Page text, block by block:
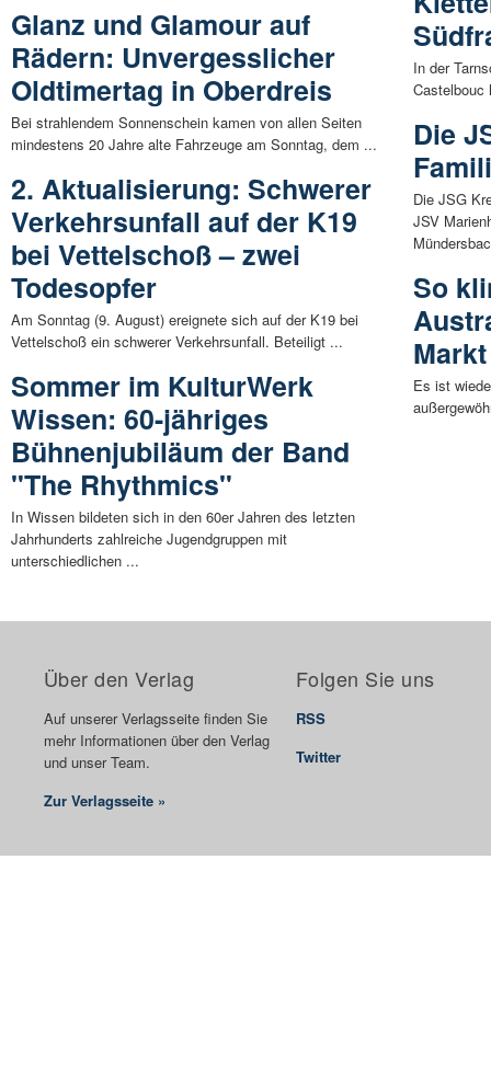
Glanz und Glamour auf
Rädern: Unvergesslicher
Oldtimertag in Oberdreis
Bei strahlendem Sonnenschein kamen von allen Seiten
mindestens 20 Jahre alte Fahrzeuge am Sonntag, dem ...
2. Aktualisierung: Schwerer
Verkehrsunfall auf der K19
bei Vettelschoß – zwei
Todesopfer
Am Sonntag (9. August) ereignete sich auf der K19 bei
Vettelschoß ein schwerer Verkehrsunfall. Beteiligt ...
Sommer im KulturWerk
Wissen: 60-jähriges
Bühnenjubiläum der Band
"The Rhythmics"
In Wissen bildeten sich in den 60er Jahren des letzten
Jahrhunderts zahlreiche Jugendgruppen mit
unterschiedlichen ...
In der
Castelbouc
Die
Die JSG
JSV
So
Es ist
Über den Verlag
Auf unserer Verlagsseite finden Sie
mehr Informationen über den Verlag
und unser Team.
Zur Verlagsseite »
Folgen Sie uns
RSS
Twitter